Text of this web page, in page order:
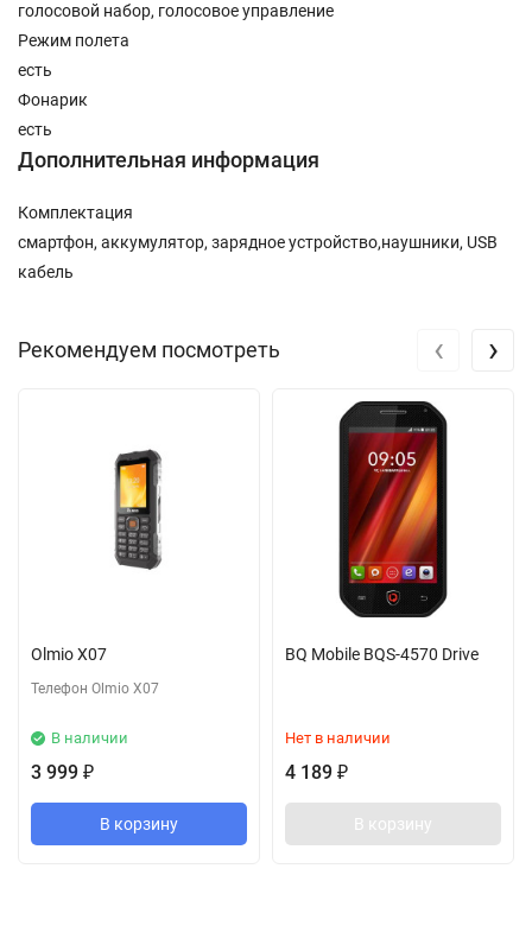
голосовой набор, голосовое управление
Режим полета
есть
Фонарик
есть
Дополнительная информация
Комплектация
смартфон, аккумулятор, зарядное устройство,наушники, USB
кабель
Рекомендуем посмотреть
Olmio X07
Телефон Olmio X07
В наличии
3 999 ₽
В корзину
BQ Mobile BQS-4570 Drive
Нет в наличии
4 189 ₽
В корзину
‹ ›